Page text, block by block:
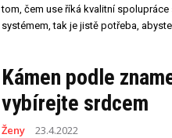
tom, čem use říká kvalitní spolupráce
systémem, tak je jistě potřeba, abyste
Kámen podle
vybírejte srdcem
Ženy 23.4.2022